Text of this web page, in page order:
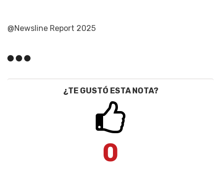
@Newsline Report 2025
¿TE GUSTÓ ESTA NOTA?
0